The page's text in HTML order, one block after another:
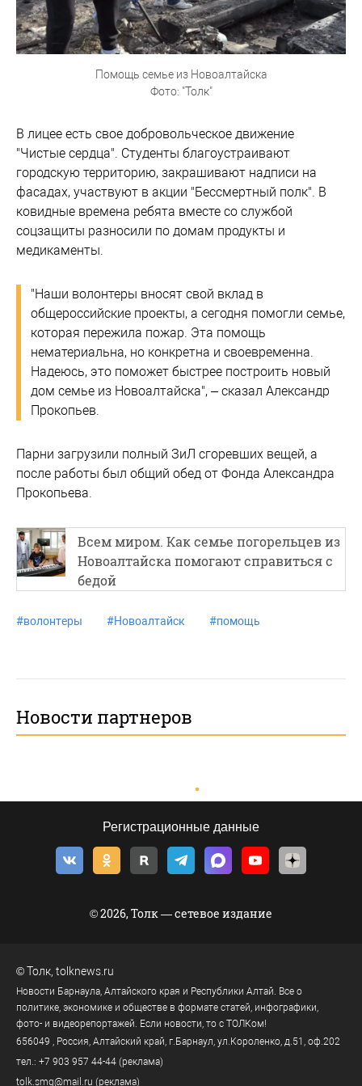
Помощь семье из Новоалтайска
Фото: "Толк"
В лицее есть свое добровольческое движение
"Чистые сердца". Студенты благоустраивают
городскую территорию, закрашивают надписи на
фасадах, участвуют в акции "Бессмертный полк". В
ковидные времена ребята вместе со службой
соцзащиты разносили по домам продукты и
медикаменты.
"Наши волонтеры вносят свой вклад в
общероссийские проекты, а сегодня помогли семье,
которая пережила пожар. Эта помощь
нематериальна, но конкретна и своевременна.
Надеюсь, это поможет быстрее построить новый
дом семье из Новоалтайска", – сказал Александр
Прокопьев.
Парни загрузили полный ЗиЛ сгоревших вещей, а
после работы был общий обед от Фонда Александра
Прокопьева.
Всем миром. Как семье погорельцев из
Новоалтайска помогают справиться с
бедой
#волонтеры #Новоалтайск #помощь
Новости партнеров
Регистрационные данные
© 2026, Толк — сетевое издание
©Толк tolknews.ru
Новости Барнаула, Алтайского края и Республики Алтай. Все о
политике, экономике и обществе в формате статей, инфографики,
фото- и видеорепортажей. Если новости, то с ТОЛКом!
656049 , Россия, Алтайский край, г.Барнаул, ул.Короленко, д.51, оф.202
тел.: +7 903 957 44-44 (реклама)
tolk.smg@mail.ru (реклама)